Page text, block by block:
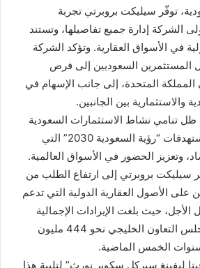
توفّر سيليكت بروبرتي تجربة
الشركة إدارة جميع تفاصيلها، وتستند
في الأسواق العقارية. وتؤكد الشركة
المستثمرين السعوديين إلى فرص
المملكة المتحدة، إلى جانب الإسهام في
والاستثمارية بين الجانبين.
ظل تنامي نشاط الاستثمارات السعودية
الخارجية، مدفوعاً بمستهدفات “رؤية السعودية 2030” التي
وتعزيز الحضور في الأسواق العالمية.
سيليكت بروبرتي إلى ارتفاع الطلب من
على الأصول العقارية الدولية التي تدعم
حيث بلغت الإيرادات الإجمالية
من مستثمري دول مجلس التعاون الخليجي نحو 444 مليون
الخمس الماضية.
ليفينغ سيركل سكوير نورث” لتلبية هذا